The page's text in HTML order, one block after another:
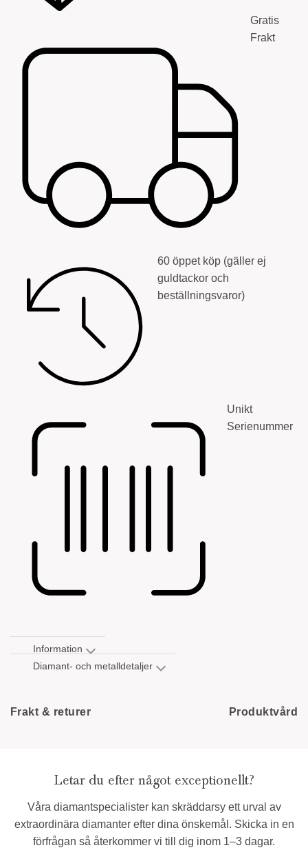
Gratis
Frakt
60 öppet köp (gäller ej
guldtackor och
beställningsvaror)
Unikt
Serienummer
Information
Diamant- och metalldetaljer
Frakt & returer Produktvård
Letar du efter något exceptionellt?
Våra diamantspecialister kan skräddarsy ett urval av
extraordinära diamanter efter dina önskemål. Skicka in en
förfrågan så återkommer vi till dig inom 1–3 dagar.